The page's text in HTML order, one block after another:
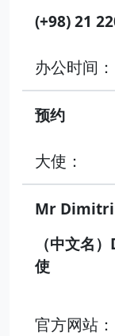
(+98) 21
办公时间：
预约
大使：
Mr Dimitri
（中文名
使
官方网站：